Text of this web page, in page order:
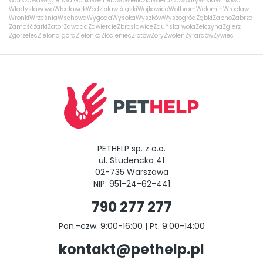
WładysławowoWłocławekWodzisław śląskiWojkowiceWolbromWołominWrocław
WronkiWrześniaWschowaWygodaWysokaWyszkówWyszogródZąbkiŻabnoZabrze
ZamośćżarkiZatorZawadaZawiercieZbrosławiceZduńska wolaZelczynaZgierz
ZgorzelecZielona góraZielonkaZłocieniecZłotówŻoryZwoleńŻyrardówŻywiec
PETHELP sp. z o.o.
ul. Studencka 41
02-735 Warszawa
NIP: 951-24-62-441
790 277 277
Pon.-czw. 9:00-16:00 | Pt. 9:00-14:00
kontakt@pethelp.pl